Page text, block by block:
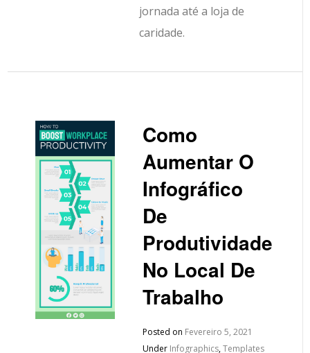
jornada até a loja de
caridade.
Como
Aumentar O
Infográfico
De
Produtividade
No Local De
Trabalho
Posted on Fevereiro 5, 2021
Under Infographics,Templates